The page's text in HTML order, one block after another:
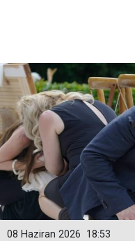
18:53
08 Haziran 2026